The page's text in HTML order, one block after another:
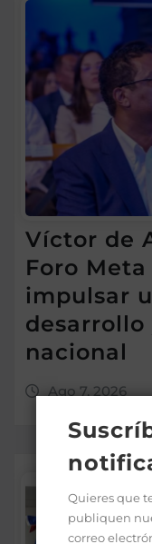
Víctor de
Foro Meta
impulsar
desarrollo
nacional
Ago 7, 2026
Quieres que
publiquen
correo